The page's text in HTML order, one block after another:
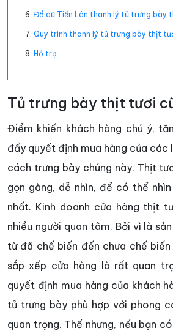
Đồ cũ Tiến Lên thanh lý tủ trưng bày
Quy trình thanh lý tủ trưng bày thịt
Hỗ trợ
Tủ trưng bày thịt tươi
Điểm khiến khách hàng chú ý,
đẩy quyết định mua hàng của các
cách trưng bày chúng này. Thịt
gọn gàng, dễ nhìn, để có thể
nhất. Kinh doanh cửa hàng thịt
nhiều người quan tâm. Bởi vì là
từ đã chế biến đến chưa chế
sắp xếp cửa hàng là rất quan
quyết định mua hàng của khách
tủ trưng bày phù hợp với phong
quan trọng. Thế nhưng, nếu bạn